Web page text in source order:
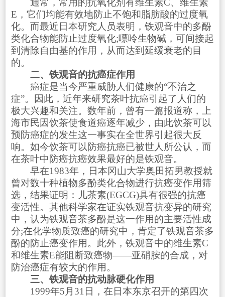
E，它们均能有效地防止不饱和脂肪酸的过度氧
化。而最近日本研究人员表明，铁观音中的多酚
类化合物能防止过度氧化;嘌呤生物碱，可间接起
到清除自由基的作用，从而达到延缓衰老的目
的。
二、铁观音的抗癌症作用
癌症是当今严重威胁人们健康的“不治之
症”。因此，近年来研究茶叶抗癌引起了人们的
极大兴趣和关注。数年前，曾有一篇报道称，上
海市民因饮茶使食道癌逐年减少，由此饮茶可以
预防癌症的发生这一事实在全世界引起很大反
响。如今饮茶可以防癌抗癌已被世人所公认，而
在茶叶中防癌抗癌效果最好的是铁观音。
早在1983年，日本冈山大学奥田拓男教授就
曾对数十种植物多酚类化合物进行抗癌变作用筛
选，结果证明：儿茶素(EGCG)具有很强的抗癌
变活性。其他科学家在证实铁观音抗变异的研究
中，认为铁观音茶多酚是这一作用的主要活性成
分;在化学物质致癌的研究中，肯定了铁观音茶多
酚的防止癌变作用。此外，铁观音中的维生素C
和维生素E能阻断致癌物——亚硝胺的合成，对
防治癌症有较大的作用。
三、铁观音的抗动脉硬化作用
1999年5月31日，在日本东京召开的第四次